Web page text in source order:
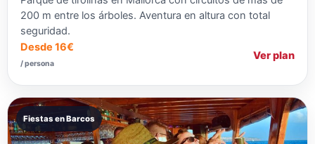
200 m entre los árboles. Aventura en altura con total
seguridad.
Desde 16€
/ persona
Ver plan
Fiestas en Barcos